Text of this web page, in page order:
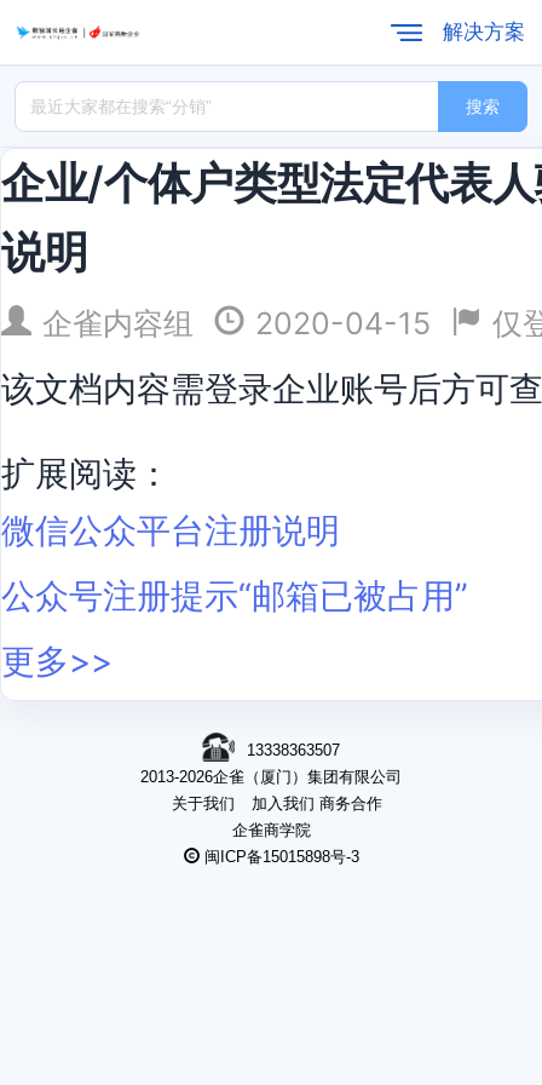
解决方案
搜索
企业/个体户类型法定代表
说明
企雀内容组 2020-04-15 仅
该文档内容需登录企业账号后方可
扩展阅读：
微信公众平台注册说明
公众号注册提示“邮箱已被占用”
更多>>
13338363507
2013-2026企雀（厦门）集团有限公司
关于我们
加入我们 商务合作
企雀商学院
闽ICP备15015898号-3